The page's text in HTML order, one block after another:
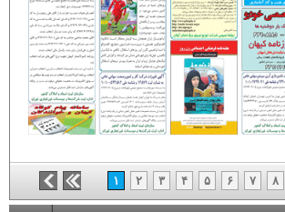
۱ ۲ ۳ ۴ ۵ ۶ ۷
۸
۹
۱۰ ۱۱ ۱۲